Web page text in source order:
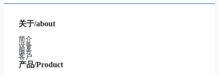
关于/about
简介
设备
服务
客户
产品/Product